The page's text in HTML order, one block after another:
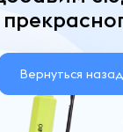
Вернуться назад